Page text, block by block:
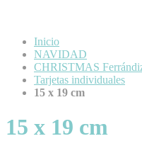
Inicio
NAVIDAD
CHRISTMAS
Tarjetas individuales
15 x 19 cm
15 x 19 cm